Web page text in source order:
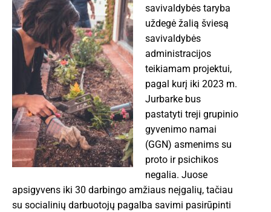
savivaldybės taryba
uždegė žalią šviesą
savivaldybės
administracijos
teikiamam projektui,
pagal kurį iki 2023 m.
Jurbarke bus
pastatyti treji grupinio
gyvenimo namai
(GGN) asmenims su
proto ir psichikos
negalia. Juose
apsigyvens iki 30 darbingo amžiaus neįgalių, tačiau
su socialinių darbuotojų pagalba savimi pasirūpinti